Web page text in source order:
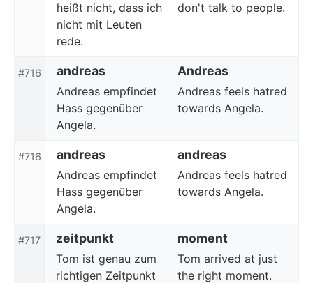
heißt nicht, dass ich
nicht mit Leuten
rede.
don't talk to people.
#716 andreas Andreas
Andreas empfindet
Hass gegenüber
Angela.
Andreas feels hatred
towards Angela.
#716 andreas andreas
Andreas empfindet
Hass gegenüber
Angela.
Andreas feels hatred
towards Angela.
#717 zeitpunkt moment
Tom ist genau zum
richtigen Zeitpunkt
Tom arrived at just
the right moment.